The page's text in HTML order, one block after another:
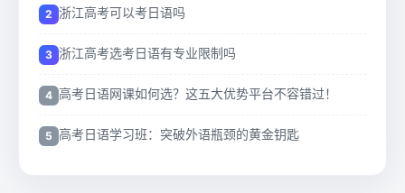
浙江高考可以考日语吗
浙江高考选考日语有专业限制吗
高考日语网课如何选？这五大优势平台不容错过！
高考日语学习班：突破外语瓶颈的黄金钥匙